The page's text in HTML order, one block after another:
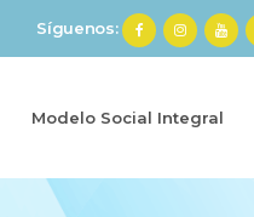
Síguenos:
Modelo Social Integral